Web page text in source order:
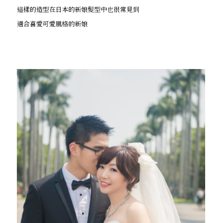
這樣的造型在日本的新娘髮型中也很常見到
適合喜愛可愛風格的新娘